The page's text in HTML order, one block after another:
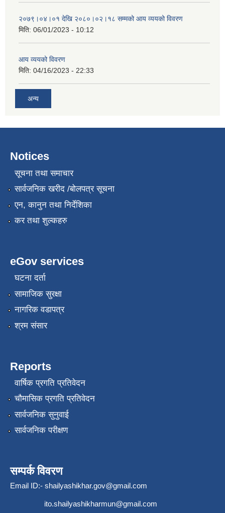
२०७९।०४।०१ देखि २०८०।०२।१८ सम्मको आय व्ययको विवरण
मिति: 06/01/2023 - 10:12
आय व्ययको विवरण
मिति: 04/16/2023 - 22:33
अन्य
Notices
सूचना तथा समाचार
सार्वजनिक खरीद /बोलपत्र सूचना
एन, कानुन तथा निर्देशिका
कर तथा शुल्कहरु
eGov services
घटना दर्ता
सामाजिक सुरक्षा
नागरिक वडापत्र
श्रम संसार
Reports
वार्षिक प्रगति प्रतिवेदन
चौमासिक प्रगति प्रतिवेदन
सार्वजनिक सुनुवाई
सार्वजनिक परीक्षण
सम्पर्क विवरण
Email ID:- shailyashikhar.gov@gmail.com
ito.shailyashikharmun@gmail.com